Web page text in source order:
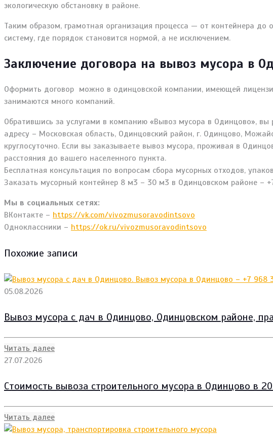
экологическую обстановку в районе.
Таким образом, грамотная организация процесса — от контейнера
систему, где порядок становится нормой, а не исключением.
Заключение договора на вывоз мусора в
Оформить договор можно в одинцовской компании, имеющей
занимаются много компаний.
Обратившись за услугами в компанию «Вывоз мусора в Одинцово»,
адресу – Московская область, Одинцовский район, г. Одинцово,
круглосуточно. Если вы заказываете вывоз мусора, проживая в
расстояния до вашего населенного пункта.
Бесплатная консультация по вопросам сбора мусорных отходов,
Заказать мусорный контейнер 8 м3 – 30 м3 в Одинцовском районе –
Мы в социальных сетях:
ВКонтакте – https://vk.com/vivozmusoravodintsovo
Одноклассники – https://ok.ru/vivozmusoravodintsovo
Похожие записи
05.08.2026
Вывоз мусора с дач в Одинцово, Одинцовском районе,
Читать далее
27.07.2026
Стоимость вывоза строительного мусора в Одинцово в
Читать далее